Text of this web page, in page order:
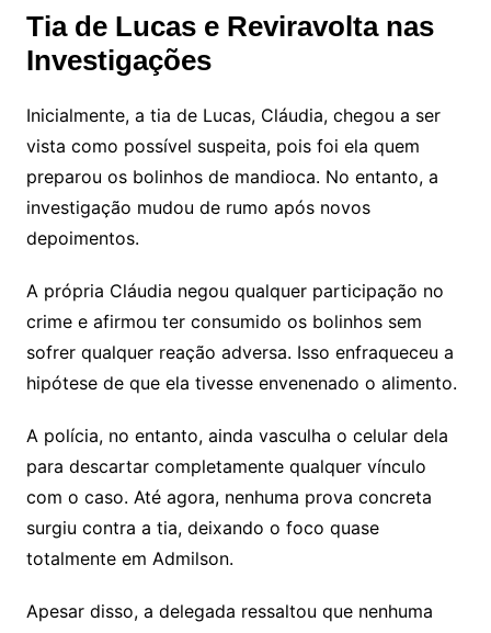
Tia de Lucas e Reviravolta nas
Investigações
Inicialmente, a tia de Lucas, Cláudia, chegou a ser
vista como possível suspeita, pois foi ela quem
preparou os bolinhos de mandioca. No entanto, a
investigação mudou de rumo após novos
depoimentos.
A própria Cláudia negou qualquer participação no
crime e afirmou ter consumido os bolinhos sem
sofrer qualquer reação adversa. Isso enfraqueceu a
hipótese de que ela tivesse envenenado o alimento.
A polícia, no entanto, ainda vasculha o celular dela
para descartar completamente qualquer vínculo
com o caso. Até agora, nenhuma prova concreta
surgiu contra a tia, deixando o foco quase
totalmente em Admilson.
Apesar disso, a delegada ressaltou que nenhuma